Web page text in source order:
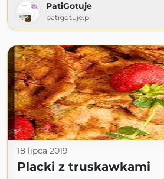
PatiGotuje
patigotuje.pl
18 lipca 2019
Placki z truskawkami